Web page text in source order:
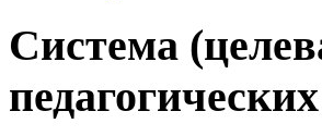
Система